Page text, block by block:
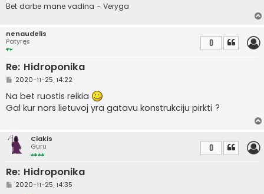
Bet darbe mane vadina - Veryga
nenaudelis
Patyręs
Re: Hidroponika
0
S
a
n
d
i
n
ė
2020-11-25, 14:22
Na bet ruostis reikia
Gal kur nors lietuvoj yra gatavu konstrukciju pirkti ?
Ciakis
Guru
Re: Hidroponika
0
S2020-11-25, 14:35